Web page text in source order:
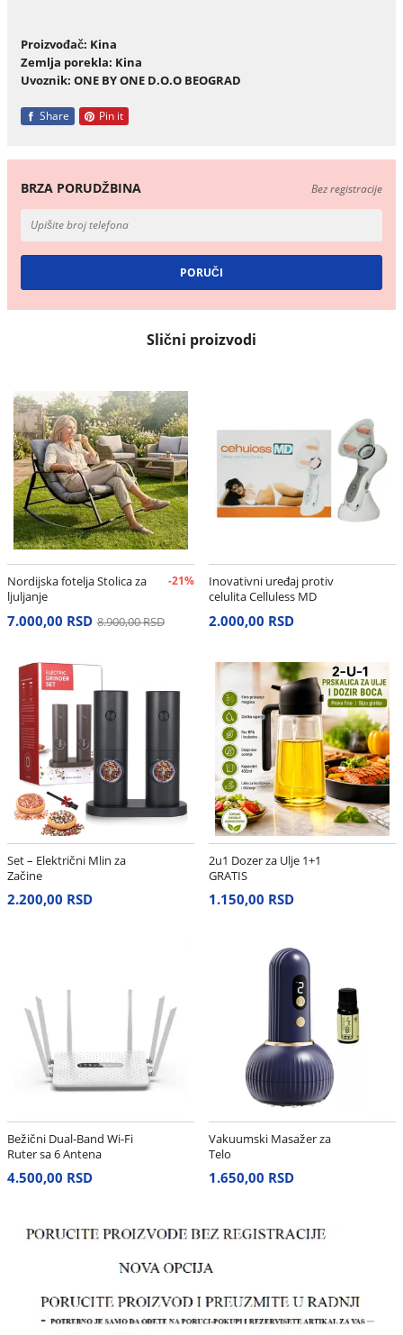
Proizvođač: Kina
Zemlja porekla: Kina
Uvoznik: ONE BY ONE D.O.O BEOGRAD
Share Pin it
BRZA PORUDŽBINA Bez registracije
Slični proizvodi
Nordijska fotelja Stolica za
ljuljanje
-21%
7.000,00 RSD 8.900,00 RSD
Inovativni uređaj protiv
celulita Celluless MD
2.000,00 RSD
Set – Električni Mlin za
Začine
2.200,00 RSD
2u1 Dozer za Ulje 1+1
GRATIS
1.150,00 RSD
Bežični Dual-Band Wi-Fi
Ruter sa 6 Antena
4.500,00 RSD
Vakuumski Masažer za
Telo
1.650,00 RSD